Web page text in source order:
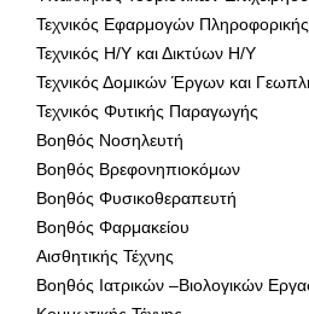
Τεχνικός Εφαρμογών Πληροφορικής
Τεχνικός Η/Υ και Δικτύων Η/Υ
Τεχνικός Δομικών Έργων και
Τεχνικός Φυτικής Παραγωγής
Βοηθός Νοσηλευτή
Βοηθός Βρεφονηπιοκόμων
Βοηθός Φυσικοθεραπευτή
Βοηθός Φαρμακείου
Αισθητικής Τέχνης
Βοηθός Ιατρικών –Βιολογικών